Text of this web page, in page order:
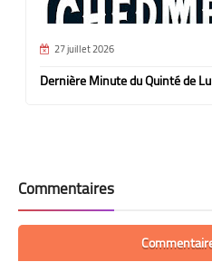
27 juillet 2026
Dernière Minute du Quinté de
Commentaires